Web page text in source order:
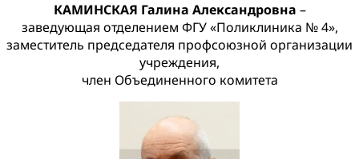
КАМИНСКАЯ Галина Александровна –
заведующая отделением ФГУ «Поликлиника № 4»,
заместитель председателя профсоюзной организации
учреждения,
член Объединенного комитета